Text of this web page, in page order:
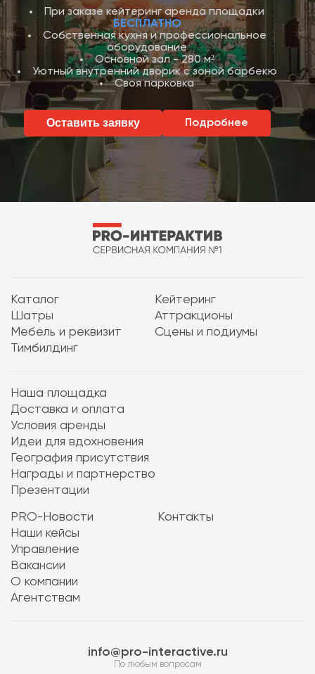
При заказе кейтеринг аренда площадки
БЕСПЛАТНО
Собственная кухня и профессиональное
оборудование
Основной зал - 280 м²
Уютный внутренний дворик с зоной барбекю
Своя парковка
Оставить заявку Подробнее
Каталог
Кейтеринг
Шатры
Аттракционы
Мебель и реквизит
Сцены и подиумы
Тимбилдинг
Наша площадка
Доставка и оплата
Условия аренды
Идеи для вдохновения
География присутствия
Награды и партнерство
Презентации
PRO-Новости
Наши кейсы
Управление
Вакансии
О компании
Агентствам
Контакты
info@pro-interactive.ru
По любым вопросам